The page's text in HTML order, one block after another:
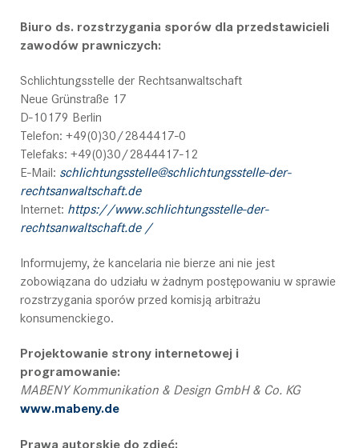
Biuro ds. rozstrzygania sporów dla przedstawicieli
zawodów prawniczych:
Schlichtungsstelle der Rechtsanwaltschaft
Neue Grünstraße 17
D-10179 Berlin
Telefon: +49(0)30/2844417-0
Telefaks: +49(0)30/2844417-12
E-Mail: schlichtungsstelle@schlichtungsstelle-der-
rechtsanwaltschaft.de
Internet: https://www.schlichtungsstelle-der-
rechtsanwaltschaft.de /
Informujemy, że kancelaria nie bierze ani nie jest
zobowiązana do udziału w żadnym postępowaniu w sprawie
rozstrzygania sporów przed komisją arbitrażu
konsumenckiego.
Projektowanie strony internetowej i
programowanie:
MABENY Kommunikation & Design GmbH & Co. KG
www.mabeny.de
Prawa autorskie do zdjęć: